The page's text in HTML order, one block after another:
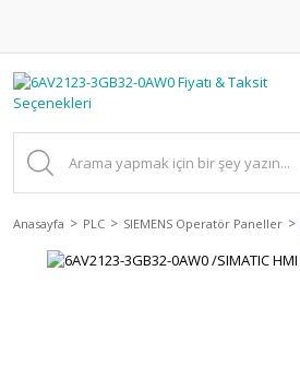
Anasayfa PLC SIEMENS Operatör Paneller